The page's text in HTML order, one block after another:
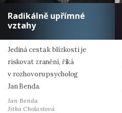
Radikálně upřímné
vztahy
Jediná cesta k blízkosti je
riskovat zranění, říká
v rozhovoru psycholog
Jan Benda.
Jan Benda
Jitka Cholastová